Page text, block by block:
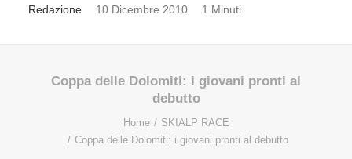
Redazione 10 Dicembre 2010 1 Minuti
Coppa delle Dolomiti: i giovani pronti al
debutto
Home
SKIALP RACE
Coppa delle Dolomiti: i giovani pronti al debutto